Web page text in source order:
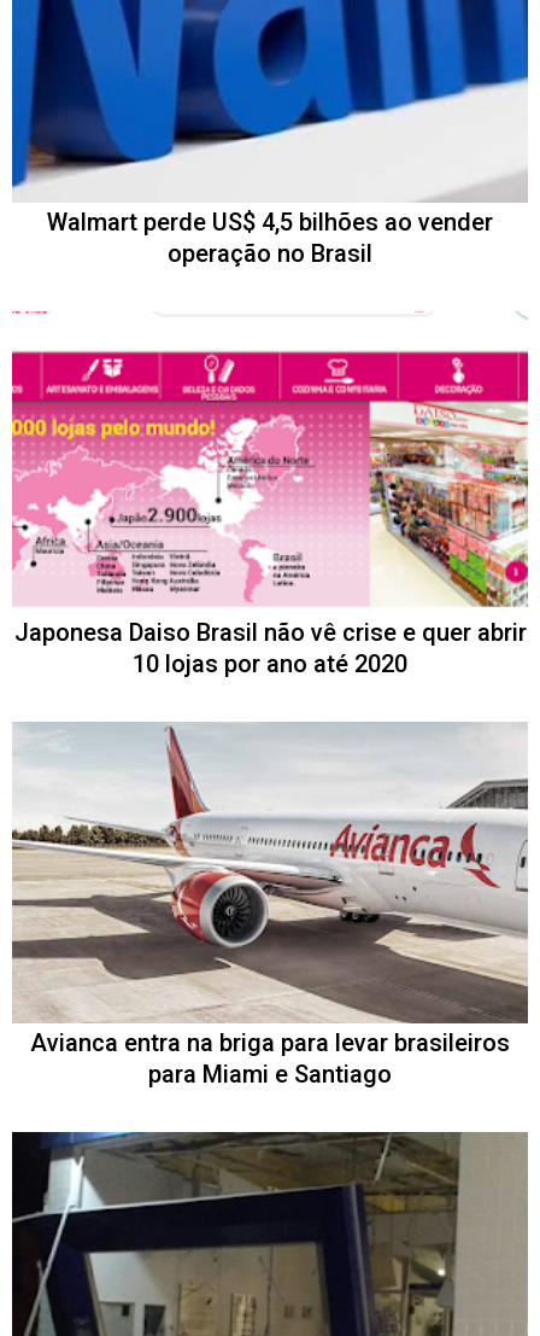
Walmart perde US$ 4,5 bilhões ao vender
operação no Brasil
Japonesa Daiso Brasil não vê crise e quer abrir
10 lojas por ano até 2020
Avianca entra na briga para levar brasileiros
para Miami e Santiago